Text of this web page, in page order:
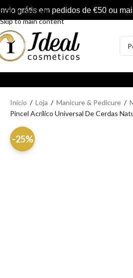
Skip to navigation
Skip to main content
grátis em pedidos de €50 ou
Início / Loja / Manicure & Pedicure /
Pincel Acrílico Universal De Cerdas
-25%